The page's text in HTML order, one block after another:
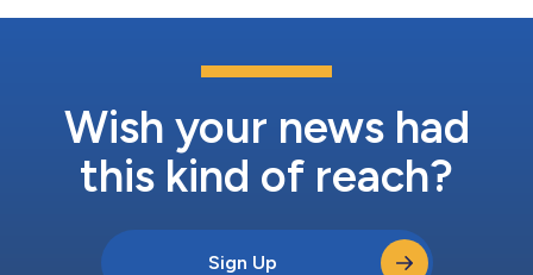
導入を引き続き拡大するとともに、各種固形腫瘍に対する非侵襲
を代表する企業を築くには、資本の提供にとどまらないパートナ
ーが必要です」と、ヒストソニックスの会長兼最高経営責任者
により、当社の使命を理解し、今後広がる大きな機会を認識する
とともに、患者、医師、株主に持続...
Wish your news had
this kind of reach?
Sign Up